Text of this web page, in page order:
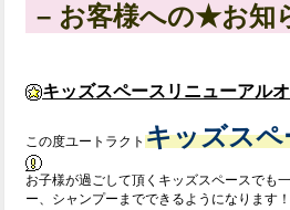
– お客様への★お知
キッズスペースリニューアル
この度ユートラクト キッズスペ
お子様が過ごして頂くキッズスペースでも
ー、シャンプーまでできるようになります！